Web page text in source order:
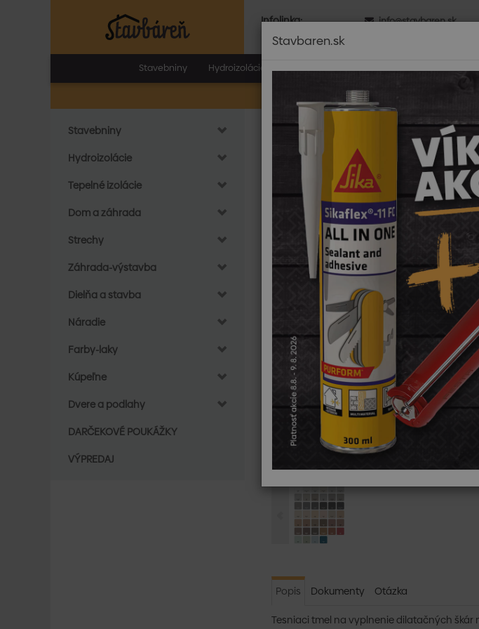
Pri nákupe tovaru nad
Infolinka:
Po.-Pia.: 8.00 - 16.00
info@stavbaren.sk
Stavebniny Hydroizolácie
Stavebniny
Hydroizolácie
Tepelné izolácie
Dom a záhrada
Strechy
Záhrada-výstavba
Dielňa a stavba
Náradie
Farby-laky
Kúpeľne
Dvere a podlahy
DARČEKOVÉ POUKÁŽKY
VÝPREDAJ
Domov Peny, silikóny,
Sanitárny silikón
Popis Dokumenty Otázka
Tesniaci tmel na vyplnenie dilatačných škár
Stavbaren.sk